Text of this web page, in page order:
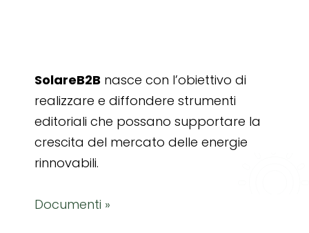
SolareB2B nasce con l’obiettivo di
realizzare e diffondere strumenti
editoriali che possano supportare la
crescita del mercato delle energie
rinnovabili.
Documenti »